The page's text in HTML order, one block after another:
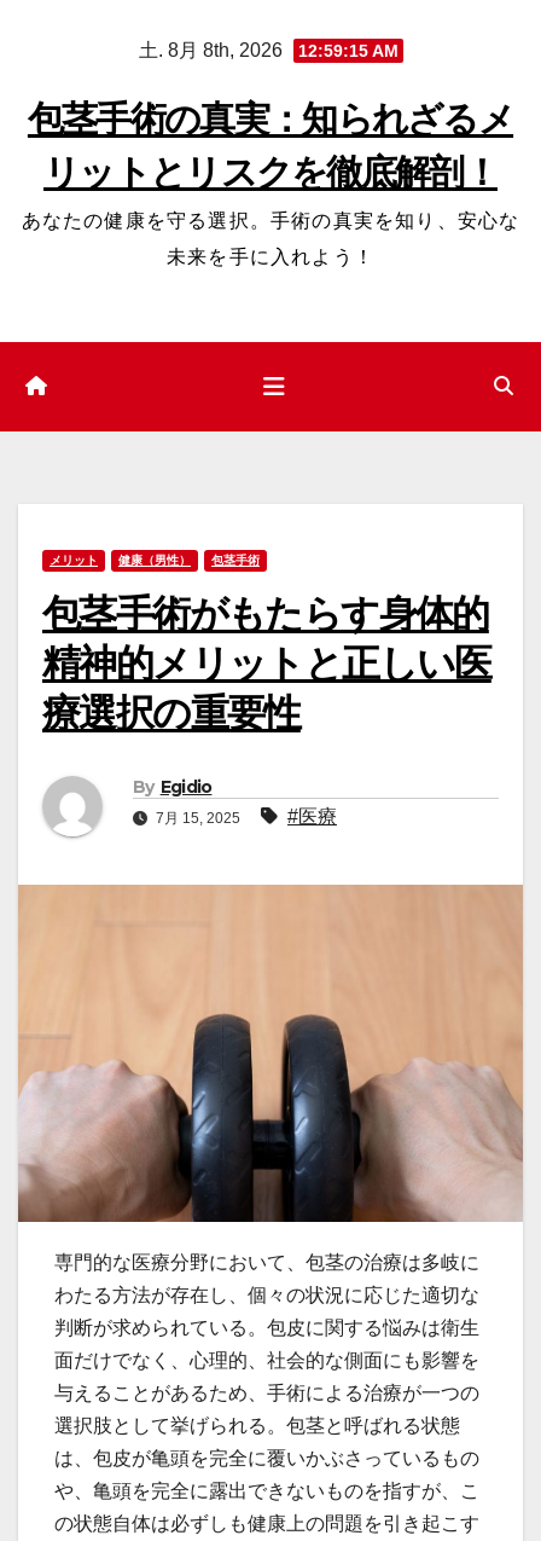
プ
土. 8月 8th, 2026 12:59:16 AM
包茎手術の真実：知られざるメ
リットとリスクを徹底解剖！
あなたの健康を守る選択。手術の真実を知り、安心な
未来を手に入れよう！
メリット 健康（男性） 包茎手術
包茎手術がもたらす身体的
精神的メリットと正しい医
療選択の重要性
By Egidio
7月 15, 2025 #医療
専門的な医療分野において、包茎の治療は多岐に
わたる方法が存在し、個々の状況に応じた適切な
判断が求められている。 包皮に関する悩みは衛生
面だけでなく、心理的、社会的な側面にも影響を
与えることがあるため、手術による治療が一つの
選択肢として挙げられる。包茎と呼ばれる状態
は、包皮が亀頭を完全に覆いかぶさっているもの
や、亀頭を完全に露出できないものを指すが、こ
の状態自体は必ずしも健康上の問題を引き起こす